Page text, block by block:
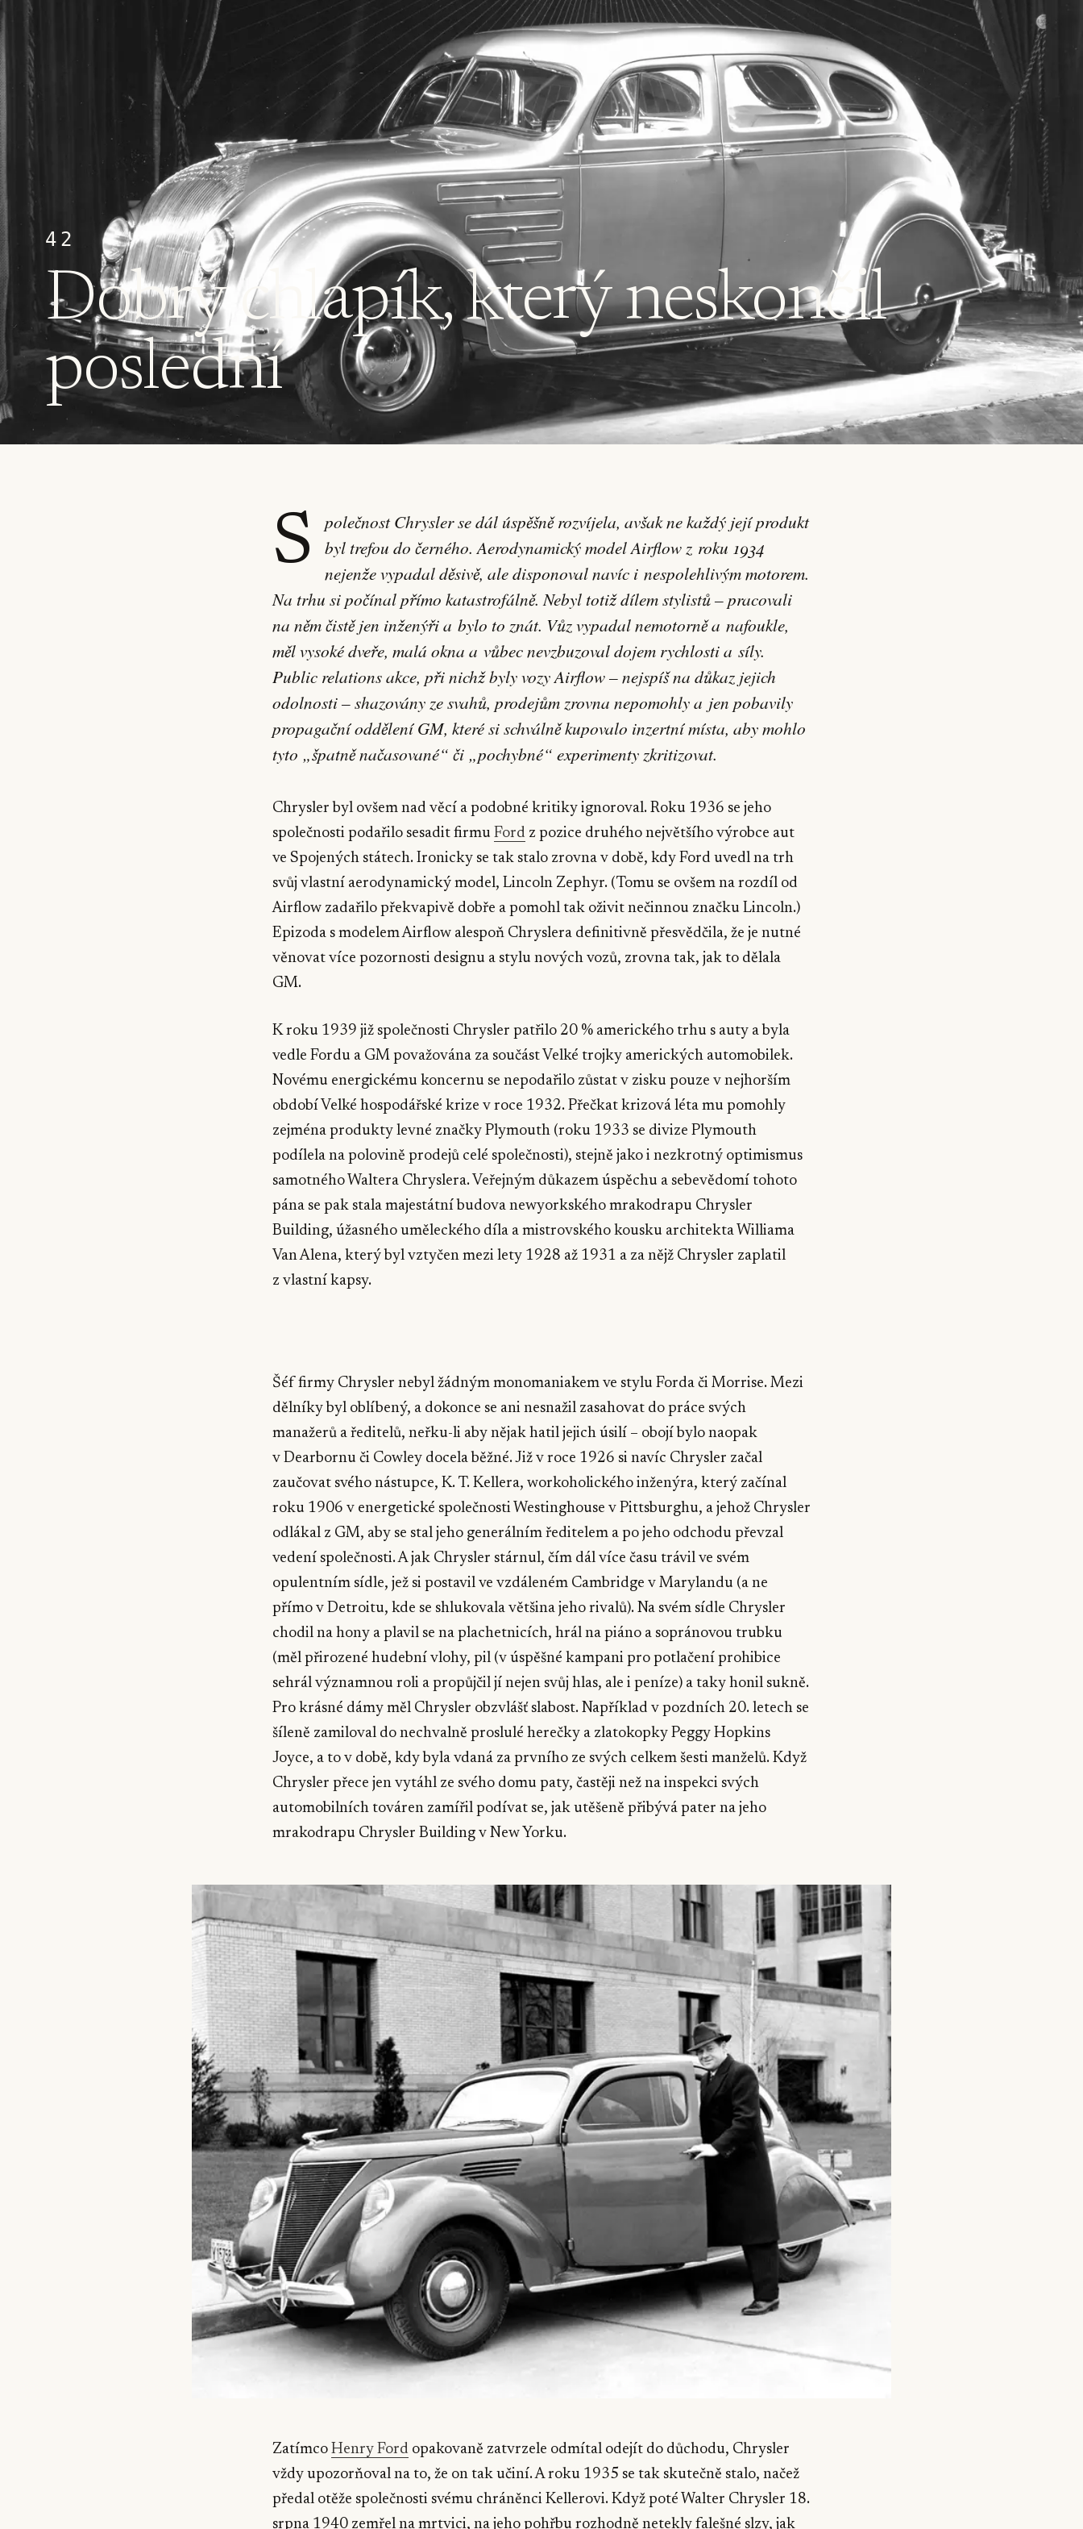
42
Dobrý chlapík, který neskončil
poslední
Společnost Chrysler se dál úspěšně rozvíjela, avšak ne každý její produkt
byl trefou do černého. Aerodynamický model Airflow z roku 1934
nejenže vypadal děsivě, ale disponoval navíc i nespolehlivým motorem.
Na trhu si počínal přímo katastrofálně. Nebyl totiž dílem stylistů – pracovali
na něm čistě jen inženýři a bylo to znát. Vůz vypadal nemotorně a nafoukle,
měl vysoké dveře, malá okna a vůbec nevzbuzoval dojem rychlosti a síly.
Public relations akce, při nichž byly vozy Airflow – nejspíš na důkaz jejich
odolnosti – shazovány ze svahů, prodejům zrovna nepomohly a jen pobavily
propagační oddělení GM, které si schválně kupovalo inzertní místa, aby mohlo
tyto „špatně načasované“ či „pochybné“ experimenty zkritizovat.
Chrysler byl ovšem nad věcí a podobné kritiky ignoroval. Roku 1936 se jeho
společnosti podařilo sesadit firmu Ford z pozice druhého největšího výrobce aut
ve Spojených státech. Ironicky se tak stalo zrovna v době, kdy Ford uvedl na trh
svůj vlastní aerodynamický model, Lincoln Zephyr. (Tomu se ovšem na rozdíl od
Airflow zadařilo překvapivě dobře a pomohl tak oživit nečinnou značku Lincoln.)
Epizoda s modelem Airflow alespoň Chryslera definitivně přesvědčila, že je nutné
věnovat více pozornosti designu a stylu nových vozů, zrovna tak, jak to dělala
GM.
K roku 1939 již společnosti Chrysler patřilo 20 % amerického trhu s auty a byla
vedle Fordu a GM považována za součást Velké trojky amerických automobilek.
Novému energickému koncernu se nepodařilo zůstat v zisku pouze v nejhorším
období Velké hospodářské krize v roce 1932. Přečkat krizová léta mu pomohly
zejména produkty levné značky Plymouth (roku 1933 se divize Plymouth
podílela na polovině prodejů celé společnosti), stejně jako i nezkrotný optimismus
samotného Waltera Chryslera. Veřejným důkazem úspěchu a sebevědomí tohoto
pána se pak stala majestátní budova newyorkského mrakodrapu Chrysler
Building, úžasného uměleckého díla a mistrovského kousku architekta Williama
Van Alena, který byl vztyčen mezi lety 1928 až 1931 a za nějž Chrysler zaplatil
z vlastní kapsy.
Šéf firmy Chrysler nebyl žádným monomaniakem ve stylu Forda či Morrise. Mezi
dělníky byl oblíbený, a dokonce se ani nesnažil zasahovat do práce svých
manažerů a ředitelů, neřku-li aby nějak hatil jejich úsilí – obojí bylo naopak
v Dearbornu či Cowley docela běžné. Již v roce 1926 si navíc Chrysler začal
zaučovat svého nástupce, K. T. Kellera, workoholického inženýra, který začínal
roku 1906 v energetické společnosti Westinghouse v Pittsburghu, a jehož Chrysler
odlákal z GM, aby se stal jeho generálním ředitelem a po jeho odchodu převzal
vedení společnosti. A jak Chrysler stárnul, čím dál více času trávil ve svém
opulentním sídle, jež si postavil ve vzdáleném Cambridge v Marylandu (a ne
přímo v Detroitu, kde se shlukovala většina jeho rivalů). Na svém sídle Chrysler
chodil na hony a plavil se na plachetnicích, hrál na piáno a sopránovou trubku
(měl přirozené hudební vlohy, pil (v úspěšné kampani pro potlačení prohibice
sehrál významnou roli a propůjčil jí nejen svůj hlas, ale i peníze) a taky honil sukně.
Pro krásné dámy měl Chrysler obzvlášť slabost. Například v pozdních 20. letech se
šíleně zamiloval do nechvalně proslulé herečky a zlatokopky Peggy Hopkins
Joyce, a to v době, kdy byla vdaná za prvního ze svých celkem šesti manželů. Když
Chrysler přece jen vytáhl ze svého domu paty, častěji než na inspekci svých
automobilních továren zamířil podívat se, jak utěšeně přibývá pater na jeho
mrakodrapu Chrysler Building v New Yorku.
Zatímco Henry Ford opakovaně zatvrzele odmítal odejít do důchodu, Chrysler
vždy upozorňoval na to, že on tak učiní. A roku 1935 se tak skutečně stalo, načež
předal otěže společnosti svému chráněnci Kellerovi. Když poté Walter Chrysler 18.
srpna 1940 zemřel na mrtvici, na jeho pohřbu rozhodně netekly falešné slzy, jak